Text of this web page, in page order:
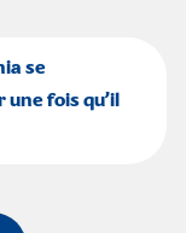
se
fois qu’il